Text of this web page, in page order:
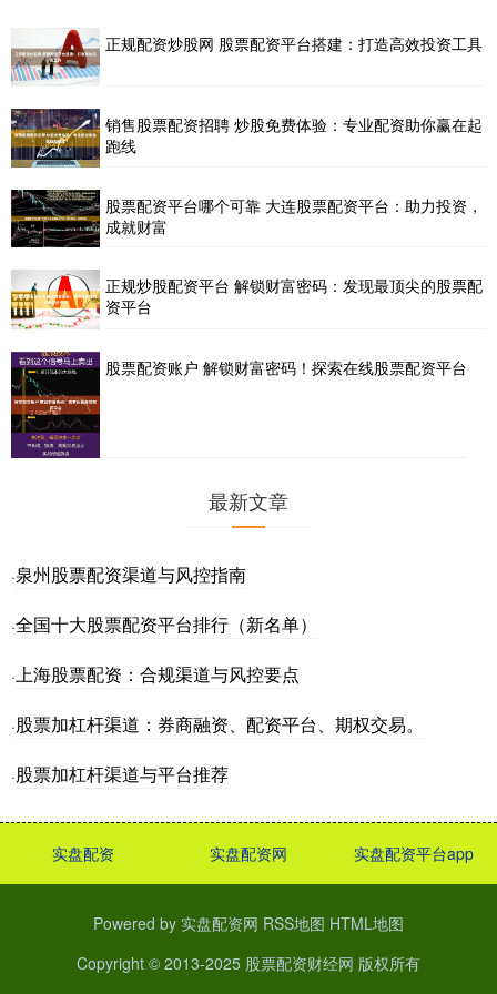
正规配资炒股网 股票配资平台搭建：打造高效投资工具
销售股票配资招聘 炒股免费体验：专业配资助你赢在起
跑线
股票配资平台哪个可靠 大连股票配资平台：助力投资，
成就财富
正规炒股配资平台 解锁财富密码：发现最顶尖的股票配
资平台
股票配资账户 解锁财富密码！探索在线股票配资平台
最新文章
·泉州股票配资渠道与风控指南
·全国十大股票配资平台排行（新名单）
·上海股票配资：合规渠道与风控要点
·股票加杠杆渠道：券商融资、配资平台、期权交易。
·股票加杠杆渠道与平台推荐
实盘配资 实盘配资网 实盘配资平台app
Powered by 实盘配资网 RSS地图 HTML地图
Copyright © 2013-2025 股票配资财经网 版权所有